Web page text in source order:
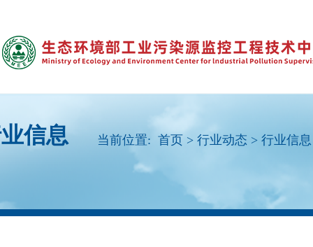
信息 当前位置: 首页 > 行业动态 > 行业信息